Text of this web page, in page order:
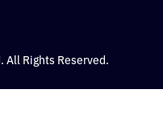
Rights Reserved.